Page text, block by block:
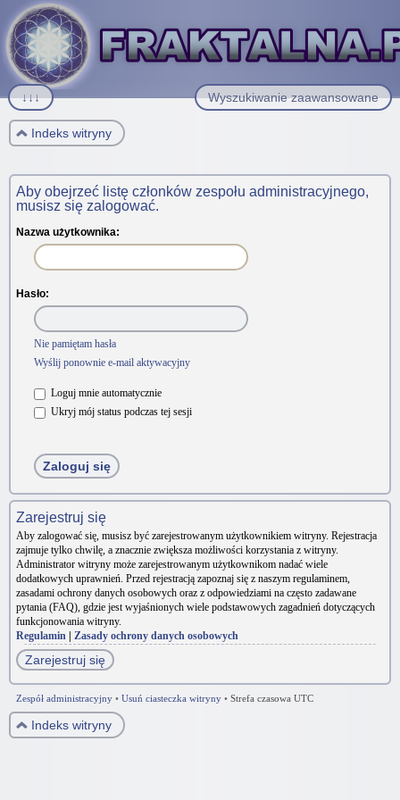
Wyszukiwanie zaawansowane
↓↓↓
Indeks witryny
Aby obejrzeć listę członków zespołu administracyjnego,
musisz się zalogować.
Nazwa użytkownika:
Hasło:
Nie pamiętam hasła
Wyślij ponownie e-mail aktywacyjny
Loguj mnie automatycznie
Ukryj mój status podczas tej sesji
Zarejestruj się
Aby zalogować się, musisz być zarejestrowanym użytkownikiem witryny. Rejestracja
zajmuje tylko chwilę, a znacznie zwiększa możliwości korzystania z witryny.
Administrator witryny może zarejestrowanym użytkownikom nadać wiele
dodatkowych uprawnień. Przed rejestracją zapoznaj się z naszym regulaminem,
zasadami ochrony danych osobowych oraz z odpowiedziami na często zadawane
pytania (FAQ), gdzie jest wyjaśnionych wiele podstawowych zagadnień dotyczących
funkcjonowania witryny.
Regulamin
Zasady ochrony danych osobowych
Zarejestruj się
Zespół administracyjny • Usuń ciasteczka witryny • Strefa czasowa UTC
Indeks witryny